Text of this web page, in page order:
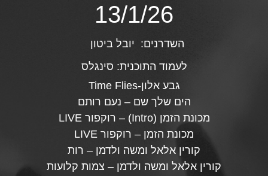
13/1/26
השדרנים: יובל ביטון
לעמוד התוכנית: סינגלס
גבע אלון-Time Flies
הים שלך שם – נעם רותם
מכונת הזמן (Intro) – רוקפור LIVE
מכונת הזמן – רוקפור LIVE
קורין אלאל ומשה ולדמן – רות
קורין אלאל ומשה ולדמן – צמות קלועות